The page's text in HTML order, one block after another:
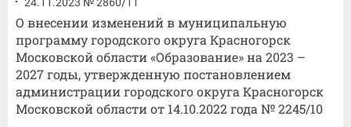
О внесении изменений в муниципальную
программу городского округа Красногорск
Московской области «Образование» на 2023 –
2027 годы, утвержденную постановлением
администрации городского округа Красногорск
Московской области от 14.10.2022 года № 2245/10